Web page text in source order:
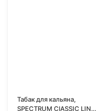
Табак для кальяна,
SPECTRUM ClASSIC LINE